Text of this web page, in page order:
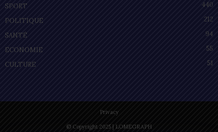
SPORT
440
POLITIQUE
212
SANTÉ
94
ECONOMIE
55
CULTURE
51
Privacy
© Copyright 2025 | LOMEGRAPH